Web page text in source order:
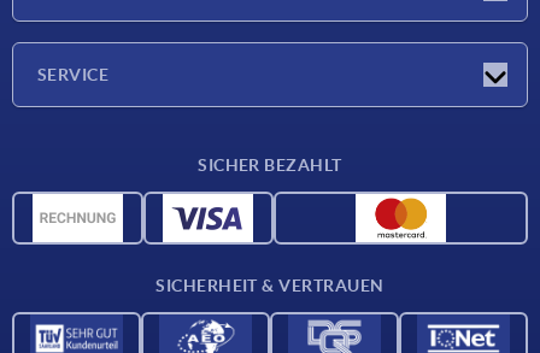
Presseberichte
SERVICE
Werkstoffübersicht
SICHER BEZAHLT
SICHERHEIT & VERTRAUEN